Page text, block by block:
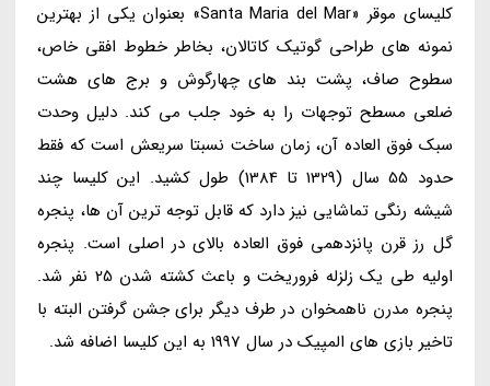
کلیسای موقر «Santa Maria del Mar» بعنوان یکی از بهترین
نمونه های طراحی گوتیک کاتالان، بخاطر خطوط افقی خاص،
سطوح صاف، پشت بند های چهارگوش و برج های هشت
ضلعی مسطح توجهات را به خود جلب می کند. دلیل وحدت
سبک فوق العاده آن، زمان ساخت نسبتا سریعش است که فقط
حدود 55 سال (1329 تا 1384) طول کشید. این کلیسا چند
شیشه رنگی تماشایی نیز دارد که قابل توجه ترین آن ها، پنجره
گل رز قرن پانزدهمی فوق العاده بالای در اصلی است. پنجره
اولیه طی یک زلزله فروریخت و باعث کشته شدن 25 نفر شد.
پنجره مدرن ناهمخوان در طرف دیگر برای جشن گرفتن البته با
تاخیر بازی های المپیک در سال 1997 به این کلیسا اضافه شد.